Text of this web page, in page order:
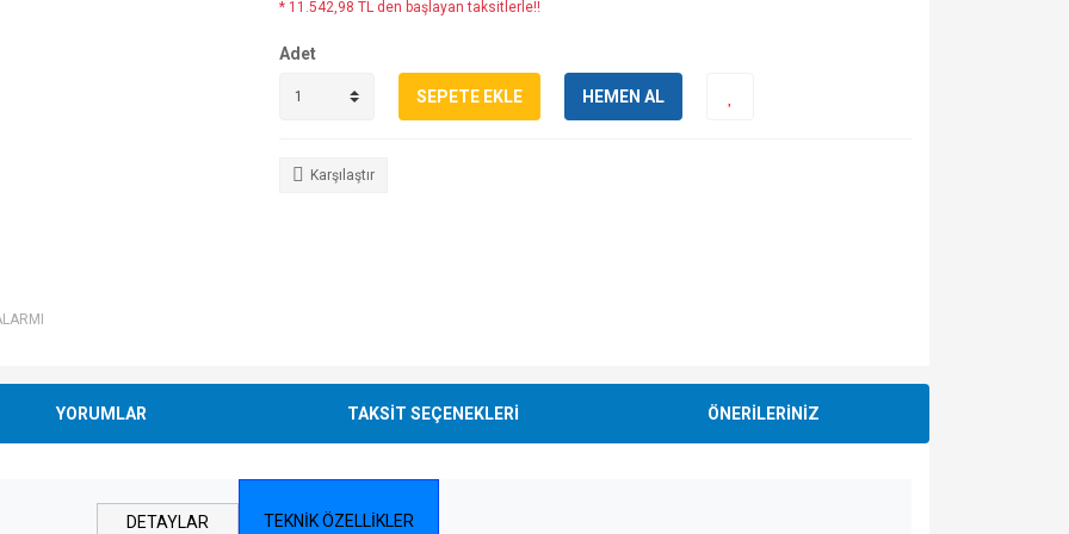
* 11.542,98 TL den başlayan taksitlerle!!
Adet
SEPETE EKLE HEMEN AL
Karşılaştır
YORUMLAR TAKSİT SEÇENEKLERİ ÖNERİLERİNİZ
DETAYLAR TEKNİK ÖZELLİKLER
Öznitelik